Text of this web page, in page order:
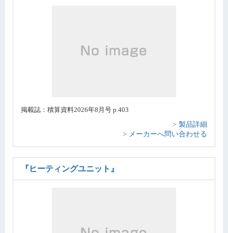
掲載誌：積算資料2026年8月号 p.403
> 製品詳細
> メーカーへ問い合わせる
『ヒーティングユニット』